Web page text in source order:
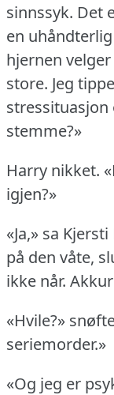
sinnssyk. Det
en
hjernen
store. Jeg
stressituasjon
stemme?»
Harry nikket.
igjen?»
«Ja,» sa
på den våte,
ikke når.
«Hvile?»
seriemorder.»
«Og jeg er